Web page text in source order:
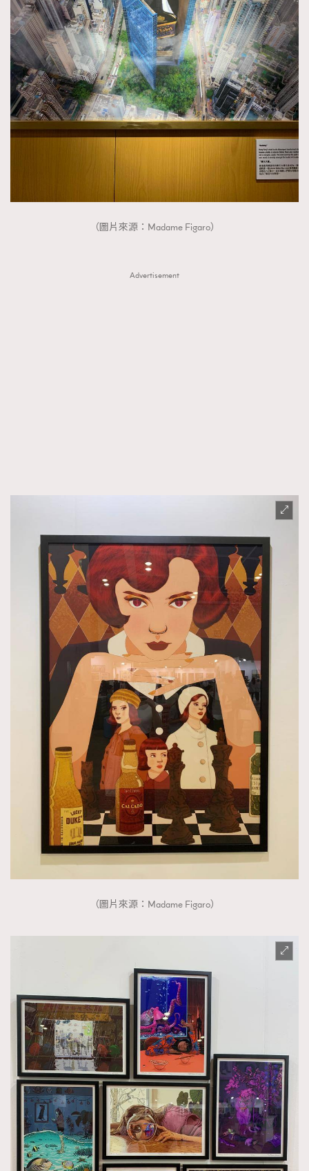
AFrenchMind
DressLikeAParisienne
EmpowerF
FashionWeek FigaroAesthetic
（圖片來源：Madame Figaro）
Advertisement
（圖片來源：Madame Figaro）